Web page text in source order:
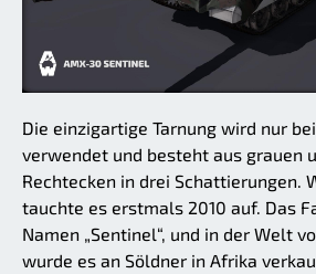
Die einzigartige Tarnung wird nur
verwendet und besteht aus grauen
Rechtecken in drei Schattierungen.
tauchte es erstmals 2010 auf. Das
Namen „Sentinel“, und in der Welt
wurde es an Söldner in Afrika